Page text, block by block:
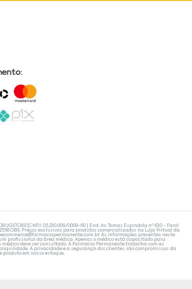
05.230.009/0009-60 | End: Av. Tomas Espindola nº 630 - Farol
OBS: Preços exclusivos para produtos comercializados na Loja Virtual da
. As informações presentes neste
profissional da área médica. Apenas o médico está capacitado para
deve ser consultado. A Farmácia Permanente trabalha com as
A privacidade e a segurança dos clientes são compromissos da
em nosso estoque.